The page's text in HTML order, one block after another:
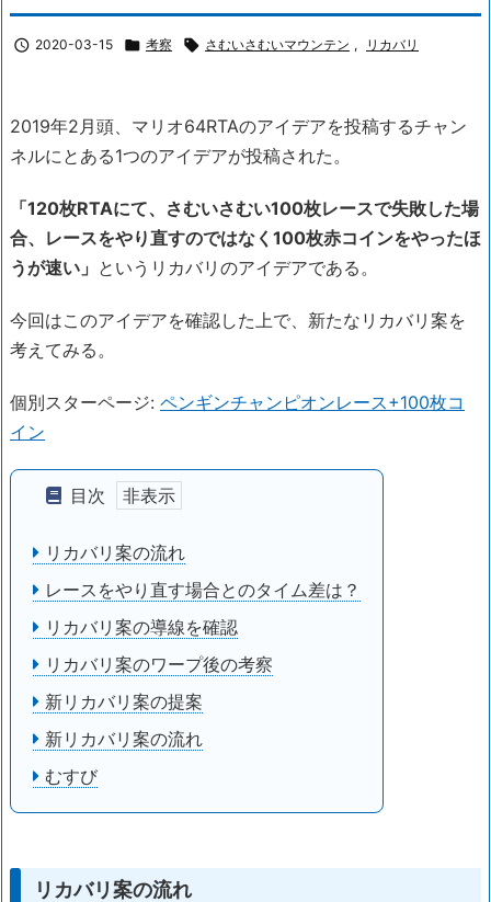
 2020-03-15  考察  さむいさむいマウンテン , リカバリ
2019年2月頭、マリオ64RTAのアイデアを投稿するチャン
ネルにとある1つのアイデアが投稿された。
「120枚RTAにて、さむいさむい100枚レースで失敗した場
合、レースをやり直すのではなく100枚赤コインをやったほ
うが速い」 というリカバリのアイデアである。
今回はこのアイデアを確認した上で、新たなリカバリ案を
考えてみる。
個別スターページ: ペンギンチャンピオンレース+100枚コ
イン
目次
リカバリ案の流れ
レースをやり直す場合とのタイム差は？
リカバリ案の導線を確認
リカバリ案のワープ後の考察
新リカバリ案の提案
新リカバリ案の流れ
むすび
リカバリ案の流れ